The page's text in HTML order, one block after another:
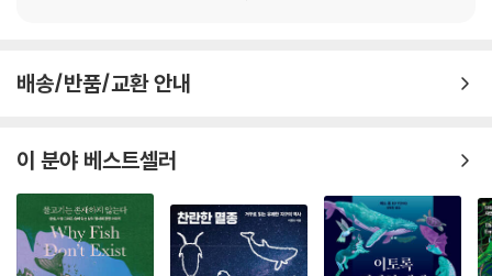
처럼 서열이 지배하는 거친 집단이 아니라 애정을 기반으로 화목하고 평화
애튼버러는 마다가스카르에 머무는 3개월 동안 시파카와 인드리 외에 멸
적인 가시텐렉, 카멜레온, 보아뱀 등도 촬영하고 포획하기도 했다. 마다가
스카르 현지인들은 카멜레온을 불길한 짐승으로 여겼는데, 애튼버러는 창
문을 부수고 차를 터는 도둑들이 막기 위해 이를 역이용하기도 했다.
세계적으로 사랑받는 자연 다큐의 거장 애튼버러의 지적인 매력과 유머와
열정이 담긴 1950년대 후반 탐험을 기록한 책이다.
이 책은 야생동물에 대한 우리들의 태도가 얼마나 발전해 왔는지 이해하고
자 하는 사람들에게 훌륭한 책이다.
- 프란스 드 발 (세계적인 동물행동학자이자 『침팬지 폴리틱스』의 저자)
배송/반품/교환 안내
이 분야 베스트셀러